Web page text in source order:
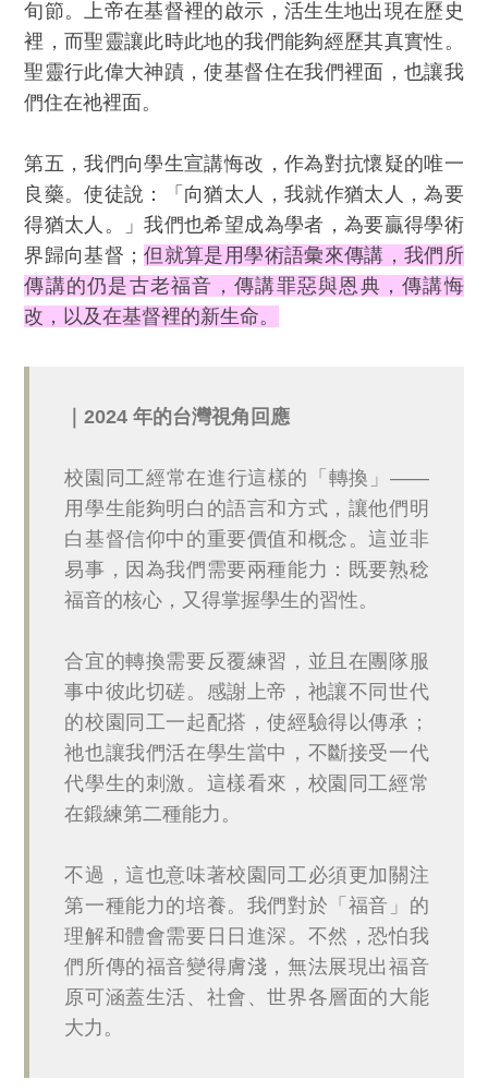
旬節。上帝在基督裡的啟示，活生生地出現在歷史
裡，而聖靈讓此時此地的我們能夠經歷其真實性。
聖靈行此偉大神蹟，使基督住在我們裡面，也讓我
們住在祂裡面。
第五，我們向學生宣講悔改，作為對抗懷疑的唯一
良藥。使徒說：「向猶太人，我就作猶太人，為要
得猶太人。」我們也希望成為學者，為要贏得學術
界歸向基督；但就算是用學術語彙來傳講，我們所
傳講的仍是古老福音，傳講罪惡與恩典，傳講悔
改，以及在基督裡的新生命。
｜2024 年的台灣視角回應
校園同工經常在進行這樣的「轉換」——
用學生能夠明白的語言和方式，讓他們明
白基督信仰中的重要價值和概念。這並非
易事，因為我們需要兩種能力：既要熟稔
福音的核心，又得掌握學生的習性。
合宜的轉換需要反覆練習，並且在團隊服
事中彼此切磋。感謝上帝，祂讓不同世代
的校園同工一起配搭，使經驗得以傳承；
祂也讓我們活在學生當中，不斷接受一代
代學生的刺激。這樣看來，校園同工經常
在鍛練第二種能力。
不過，這也意味著校園同工必須更加關注
第一種能力的培養。我們對於「福音」的
理解和體會需要日日進深。不然，恐怕我
們所傳的福音變得膚淺，無法展現出福音
原可涵蓋生活、社會、世界各層面的大能
大力。